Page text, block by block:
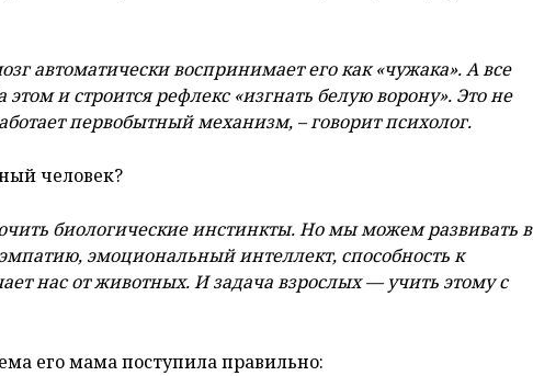
автоматически воспринимает его как «чужака». А все
и строится рефлекс «изгнать белую ворону». Это не
первобытный механизм, – говорит психолог.
человек?
биологические инстинкты. Но мы можем развивать в
эмоциональный интеллект, способность к
нас от животных. И задача взрослых — учить этому с
его мама поступила правильно: